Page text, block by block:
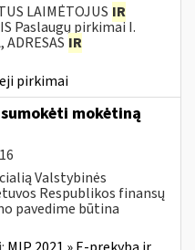
LAIMĖTOJUS IR
Paslaugų pirkimai I.
IR
pirkimai
mokėtiną
Valstybinės
Respublikos finansų
pavedime būtina